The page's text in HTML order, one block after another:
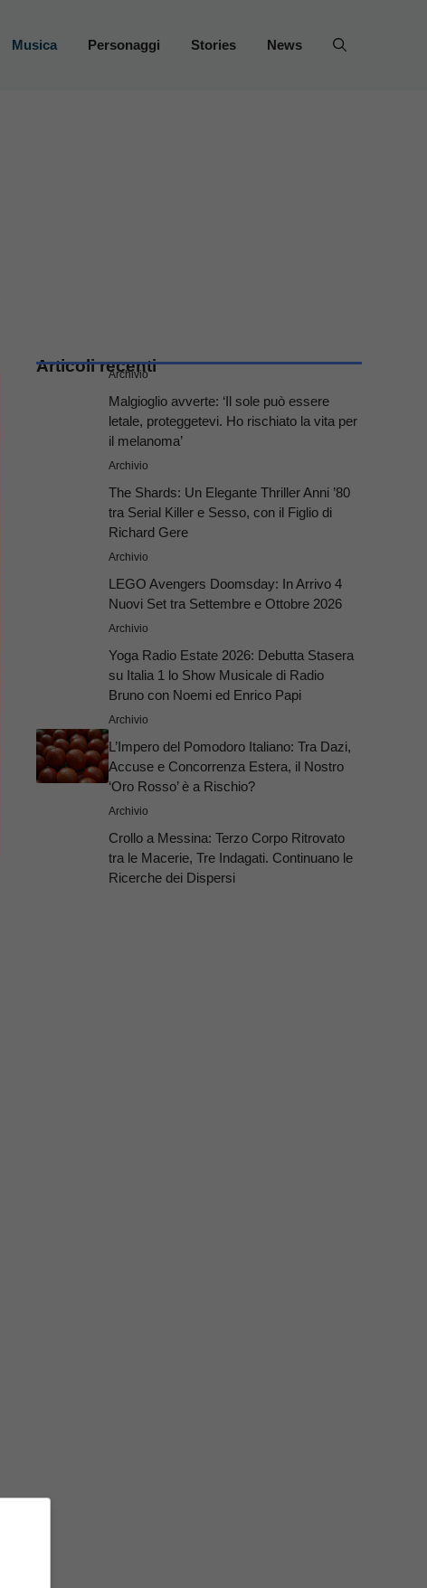
Musica Personaggi Stories News
Articoli recenti
Archivio
Malgioglio avverte: ‘Il sole può essere
letale, proteggetevi. Ho rischiato la vita per
il melanoma’
Archivio
The Shards: Un Elegante Thriller Anni ’80
tra Serial Killer e Sesso, con il Figlio di
Richard Gere
Archivio
LEGO Avengers Doomsday: In Arrivo 4
Nuovi Set tra Settembre e Ottobre 2026
Archivio
Yoga Radio Estate 2026: Debutta Stasera
su Italia 1 lo Show Musicale di Radio
Bruno con Noemi ed Enrico Papi
Archivio
L’Impero del Pomodoro Italiano: Tra Dazi,
Accuse e Concorrenza Estera, il Nostro
‘Oro Rosso’ è a Rischio?
Archivio
Crollo a Messina: Terzo Corpo Ritrovato
tra le Macerie, Tre Indagati. Continuano le
Ricerche dei Dispersi